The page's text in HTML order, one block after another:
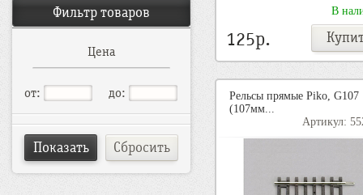
Фильтр товаров
Цена
от: до:
Показать Сбросить
В
125p.
Рельсы прямые Piko, G107
(107мм...
Артикул: